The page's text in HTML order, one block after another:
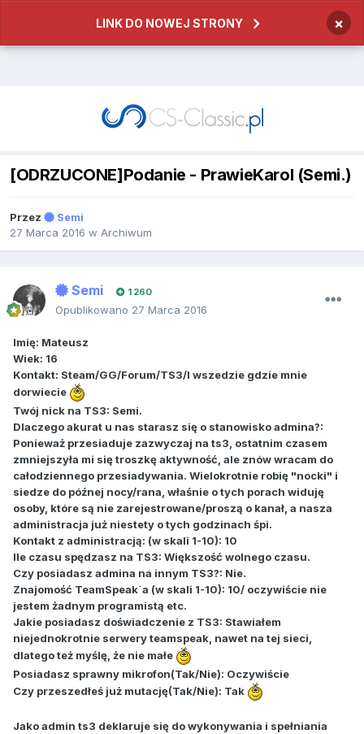
LINK DO NOWEJ STRONY ×
[ODRZUCONE]Podanie - PrawieKarol (Semi.)
Przez
Semi
27 Marca 2016 w Archiwum
Semi 1 260
Opublikowano 27 Marca 2016
Imię: Mateusz
Wiek: 16
Kontakt: Steam/GG/Forum/TS3/I wszedzie gdzie mnie
dorwiecie
Twój nick na TS3: Semi.
Dlaczego akurat u nas starasz się o stanowisko admina?:
Ponieważ przesiaduje zazwyczaj na ts3, ostatnim czasem
zmniejszyła mi się troszkę aktywność, ale znów wracam do
całodziennego przesiadywania. Wielokrotnie robię "nocki" i
siedze do późnej nocy/rana, właśnie o tych porach widuję
osoby, które są nie zarejestrowane/proszą o kanał, a nasza
administracja już niestety o tych godzinach śpi.
Kontakt z administracją: (w skali 1-10): 10
Ile czasu spędzasz na TS3: Większość wolnego czasu.
Czy posiadasz admina na innym TS3?: Nie.
Znajomość TeamSpeak`a (w skali 1-10): 10/ oczywiście nie
jestem żadnym programistą etc.
Jakie posiadasz doświadczenie z TS3: Stawiałem
niejednokrotnie serwery teamspeak, nawet na tej sieci,
dlatego też myślę, że nie małe
Posiadasz sprawny mikrofon(Tak/Nie): Oczywiście
Czy przeszedłeś już mutację(Tak/Nie): Tak
Jako admin ts3 deklaruje się do wykonywania i spełniania